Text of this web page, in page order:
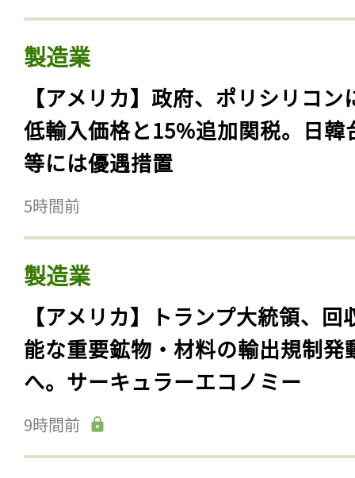
製造業
【アメリカ】政府、ポリシリコン
低輸入価格と15%追加関税。日韓
等には優遇措置
5時間前
製造業
【アメリカ】トランプ大統領、回
能な重要鉱物・材料の輸出規制発
へ。サーキュラーエコノミー
9時間前